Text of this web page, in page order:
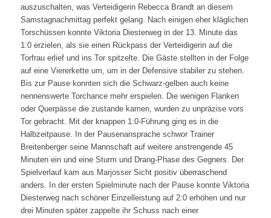
auszuschalten, was Verteidigerin Rebecca Brandt an diesem
Samstagnachmittag perfekt gelang. Nach einigen eher kläglichen
Torschüssen konnte Viktoria Diesterweg in der 13. Minute das
1:0 erzielen, als sie einen Rückpass der Verteidigerin auf die
Torfrau erlief und ins Tor spitzelte. Die Gäste stellten in der Folge
auf eine Viererkette um, um in der Defensive stabiler zu stehen.
Bis zur Pause konnten sich die Schwarz-gelben auch keine
nennenswerte Torchance mehr erspielen. Die wenigen Flanken
oder Querpässe die zustande kamen, wurden zu unpräzise vors
Tor gebracht. Mit der knappen 1:0-Führung ging es in die
Halbzeitpause. In der Pausenansprache schwor Trainer
Breitenberger seine Mannschaft auf weitere anstrengende 45
Minuten ein und eine Sturm und Drang-Phase des Gegners. Der
Spielverlauf kam aus Marjosser Sicht positiv überraschend
anders. In der ersten Spielminute nach der Pause konnte Viktoria
Diesterweg nach schöner Einzelleistung auf 2:0 erhöhen und nur
drei Minuten später zappelte ihr Schuss nach einer